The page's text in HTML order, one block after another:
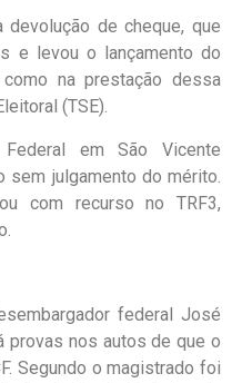
de cheque, que
e levou o lançamento do
na prestação dessa
(TSE).
em São Vicente
julgamento do mérito.
com recurso no TRF3,
federal José
provas nos autos de que o
Segundo o magistrado foi